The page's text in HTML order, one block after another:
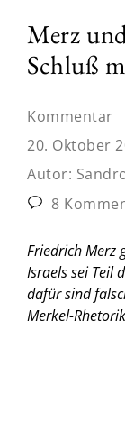
Merz
Schluß
Kommentar
20. Oktober
Autor:
8
Friedrich Merz
Israels sei Teil
dafür sind
Merkel-